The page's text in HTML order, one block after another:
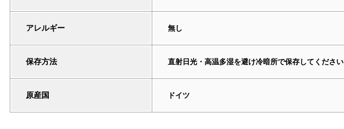
アレルギー 無し
保存方法 直射日光・高温多湿を避け冷暗所で保存してください
原産国 ドイツ